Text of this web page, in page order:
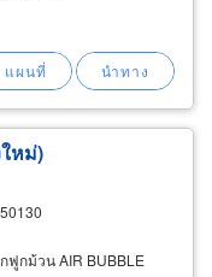
หม่)
ฟูกม้วน AIR BUBBLE